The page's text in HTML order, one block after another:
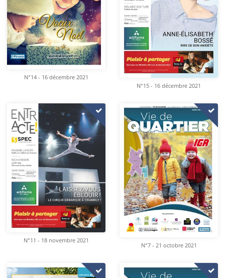
N°14 - 16 décembre 2021
N°15 - 16 décembre 2021
N°11 - 18 novembre 2021
N°7 - 21 octobre 2021